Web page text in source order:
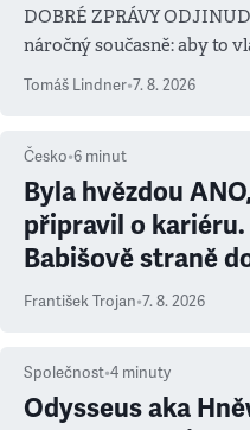
DOBRÉ ZPRÁVY
náročný současně: aby to
prioritu
Tomáš Lindner•7. 8. 2026
Česko•6 minut
Byla hvězdou
připravil o
Babišově straně
František Trojan•7. 8. 2026
Společnost•4 minuty
Odysseus aka